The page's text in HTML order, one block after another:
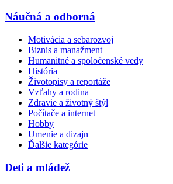
Náučná a odborná
Motivácia a sebarozvoj
Biznis a manažment
Humanitné a spoločenské vedy
História
Životopisy a reportáže
Vzťahy a rodina
Zdravie a životný štýl
Počítače a internet
Hobby
Umenie a dizajn
Ďalšie kategórie
Deti a mládež